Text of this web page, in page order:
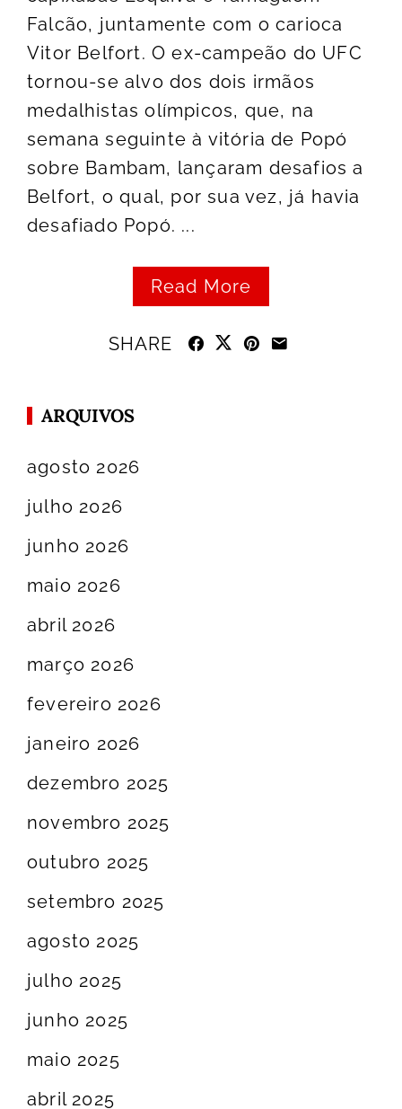
Falcão, juntamente com o carioca
Vitor Belfort. O ex-campeão do UFC
tornou-se alvo dos dois irmãos
medalhistas olímpicos, que, na
semana seguinte à vitória de Popó
sobre Bambam, lançaram desafios a
Belfort, o qual, por sua vez, já havia
desafiado Popó. ...
Read More
SHARE
ARQUIVOS
agosto 2026
julho 2026
junho 2026
maio 2026
abril 2026
março 2026
fevereiro 2026
janeiro 2026
dezembro 2025
novembro 2025
outubro 2025
setembro 2025
agosto 2025
julho 2025
junho 2025
maio 2025
abril 2025